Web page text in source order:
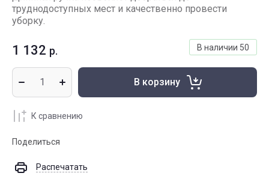
труднодоступных мест и качественно провести
уборку.
В наличии 50
1 132 р.
В корзину
К сравнению
Поделиться
Распечатать